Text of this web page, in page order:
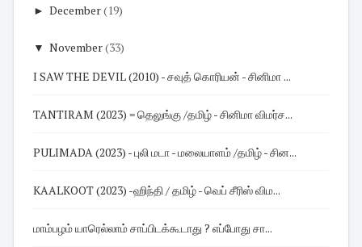
► December(19)
▼ November(33)
I SAW THE DEVIL (2010) - சவுத் கொரியன் - சினிமா ...
TANTIRAM (2023) = தெலுங்கு /தமிழ் - சினிமா விமர்ச...
PULIMADA (2023) - புலி மடா - மலையாளம் /தமிழ் - சின...
KAALKOOT (2023) -ஹிந்தி / தமிழ் - வெப் சீரிஸ் விம...
மாம்பழம் யாரெல்லாம் சாப்பிடக்கூடாது ? எப்போது சா...